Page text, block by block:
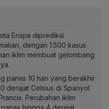
Eropa diprediksi
dengan 1.500 kasus
iklim membuat gelombang
panas 10 hari yang berakhir
derajat Celsius di Spanyol
Perubahan iklim